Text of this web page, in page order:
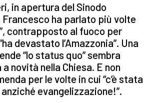
in apertura del Sinodo
Francesco ha parlato più volte
contrapposto al fuoco per
devastato l’Amazzonia”. Una
“lo status quo” sembra
novità nella Chiesa. E non
per le volte in cui “c’è stata
evangelizzazione!”.